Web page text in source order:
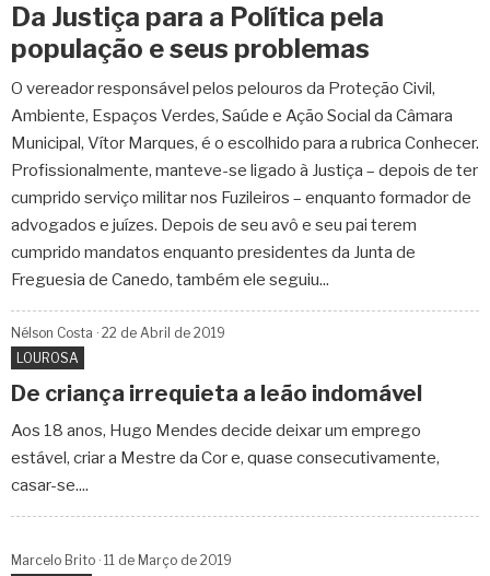
Da Justiça para a Política pela
população e seus problemas
O vereador responsável pelos pelouros da Proteção Civil,
Ambiente, Espaços Verdes, Saúde e Ação Social da Câmara
Municipal, Vítor Marques, é o escolhido para a rubrica Conhecer.
Profissionalmente, manteve-se ligado à Justiça – depois de ter
cumprido serviço militar nos Fuzileiros – enquanto formador de
advogados e juízes. Depois de seu avô e seu pai terem
cumprido mandatos enquanto presidentes da Junta de
Freguesia de Canedo, também ele seguiu...
Nélson Costa 22 de Abril de 2019
LOUROSA
De criança irrequieta a leão indomável
Aos 18 anos, Hugo Mendes decide deixar um emprego
estável, criar a Mestre da Cor e, quase consecutivamente,
casar-se....
Marcelo Brito 11 de Março de 2019